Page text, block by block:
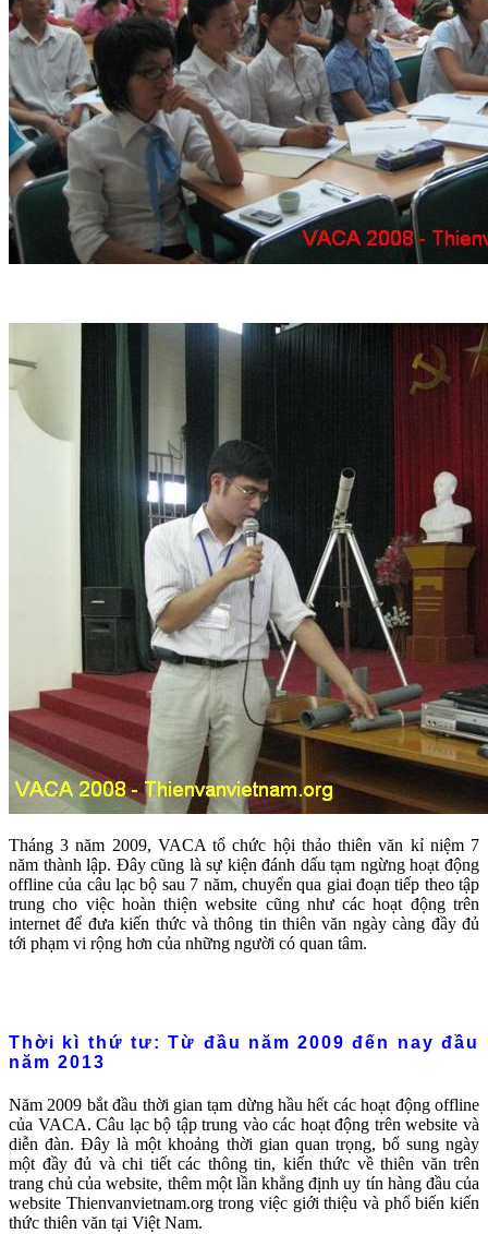
Tháng 3 năm 2009, VACA tổ chức hội thảo thiên văn kỉ niệm 7
năm thành lập. Đây cũng là sự kiện đánh dấu tạm ngừng hoạt động
offline của câu lạc bộ sau 7 năm, chuyển qua giai đoạn tiếp theo tập
trung cho việc hoàn thiện website cũng như các hoạt động trên
internet để đưa kiến thức và thông tin thiên văn ngày càng đầy đủ
tới phạm vi rộng hơn của những người có quan tâm.
Thời kì thứ tư: Từ đầu năm 2009 đến nay đầu
năm 2013
Năm 2009 bắt đầu thời gian tạm dừng hầu hết các hoạt động offline
của VACA. Câu lạc bộ tập trung vào các hoạt động trên website và
diễn đàn. Đây là một khoảng thời gian quan trọng, bổ sung ngày
một đầy đủ và chi tiết các thông tin, kiến thức về thiên văn trên
trang chủ của website, thêm một lần khẳng định uy tín hàng đầu của
website Thienvanvietnam.org trong việc giới thiệu và phổ biến kiến
thức thiên văn tại Việt Nam.